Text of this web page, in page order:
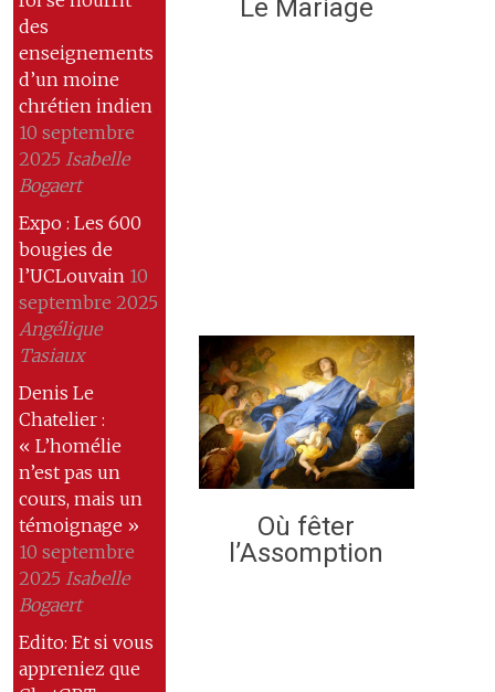
des
enseignements
d’un moine
chrétien indien
10 septembre
2025 Isabelle
Bogaert
Expo : Les 600
bougies de
l’UCLouvain 10
septembre 2025
Angélique
Tasiaux
Denis Le
Chatelier :
« L’homélie
n’est pas un
cours, mais un
témoignage »
10 septembre
2025 Isabelle
Bogaert
Edito: Et si vous
appreniez que
Le Mariage
Où fêter
l’Assomption